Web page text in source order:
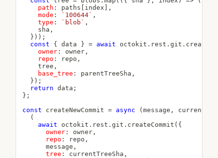
path : paths index
,
mode : ` 100644` ,
type : ` blob ` ,
    sha
,
} ) ) ;
const
{ data } = await octokit . rest . git .
owner: owner,
repo : repo ,
    tree
,
base_tree : parentTreeSha ,
} ) ;
return data ;
} ;
const
createNewCommit = async ( message ,
(
await octokit . rest . git . createCommit ( {
owner: owner,
repo : repo ,
      message
,
tree : currentTreeSha ,